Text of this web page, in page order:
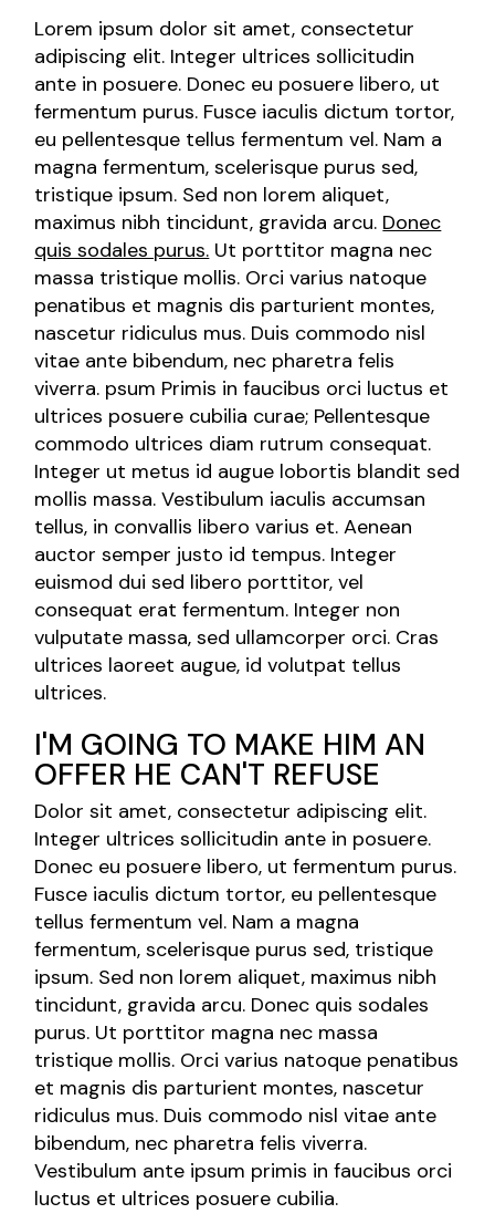
Lorem ipsum dolor sit amet, consectetur
adipiscing elit. Integer ultrices sollicitudin
ante in posuere. Donec eu posuere libero, ut
fermentum purus. Fusce iaculis dictum tortor,
eu pellentesque tellus fermentum vel. Nam a
magna fermentum, scelerisque purus sed,
tristique ipsum. Sed non lorem aliquet,
maximus nibh tincidunt, gravida arcu. Donec
quis sodales purus. Ut porttitor magna nec
massa tristique mollis. Orci varius natoque
penatibus et magnis dis parturient montes,
nascetur ridiculus mus. Duis commodo nisl
vitae ante bibendum, nec pharetra felis
viverra. psum Primis in faucibus orci luctus et
ultrices posuere cubilia curae; Pellentesque
commodo ultrices diam rutrum consequat.
Integer ut metus id augue lobortis blandit sed
mollis massa. Vestibulum iaculis accumsan
tellus, in convallis libero varius et. Aenean
auctor semper justo id tempus. Integer
euismod dui sed libero porttitor, vel
consequat erat fermentum. Integer non
vulputate massa, sed ullamcorper orci. Cras
ultrices laoreet augue, id volutpat tellus
ultrices.
I'M GOING TO MAKE HIM AN
OFFER HE CAN'T REFUSE
Dolor sit amet, consectetur adipiscing elit.
Integer ultrices sollicitudin ante in posuere.
Donec eu posuere libero, ut fermentum purus.
Fusce iaculis dictum tortor, eu pellentesque
tellus fermentum vel. Nam a magna
fermentum, scelerisque purus sed, tristique
ipsum. Sed non lorem aliquet, maximus nibh
tincidunt, gravida arcu. Donec quis sodales
purus. Ut porttitor magna nec massa
tristique mollis. Orci varius natoque penatibus
et magnis dis parturient montes, nascetur
ridiculus mus. Duis commodo nisl vitae ante
bibendum, nec pharetra felis viverra.
Vestibulum ante ipsum primis in faucibus orci
luctus et ultrices posuere cubilia.